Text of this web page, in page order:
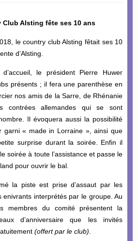
Club Alsting fête ses 10 ans
le country club Alsting fêtait ses 10
d’Alsting.
le président Pierre Huwer
présents ; il fera une parenthèse en
nos amis de la Sarre, de Rhénanie
contrées allemandes qui se sont
Il évoquera aussi la possibilité
garni « made in Lorraine », ainsi que
surprise durant la soirée. Enfin il
soirée à toute l’assistance et passe le
pour ouvrir le bal.
la piste est prise d’assaut par les
enivrants interprétés par le groupe. Au
membres du comité présentent la
d’anniversaire que les invités
(offert par le club).